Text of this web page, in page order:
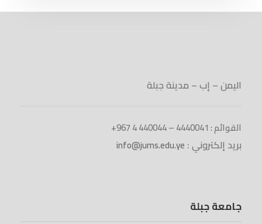
اليمن – إب – مدينة جبلة
القوائم : 4440041 – 440044 4 967+
بريد إلكتروني : info@jums.edu.ye
جامعة جبلة